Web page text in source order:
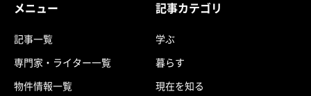
メニュー
記事一覧
専門家・ライター一覧
物件情報一覧
記事カテゴリ
学ぶ
暮らす
現在を知る